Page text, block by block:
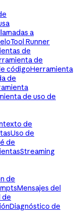
a
Tool Runner
de
de
códigoHerramienta
de
de uso de
de
Uso de
de
Streaming
de
Mensajes del
de
Diagnóstico de